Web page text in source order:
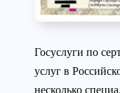
Госуслуги по
услуг в
несколько